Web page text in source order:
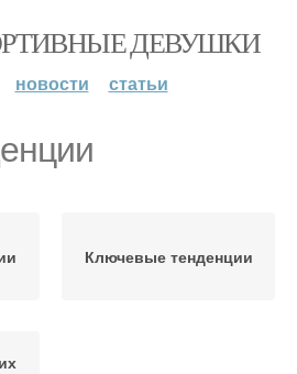
ДЕВУШКИ
новости статьи
Ключевые тенденции